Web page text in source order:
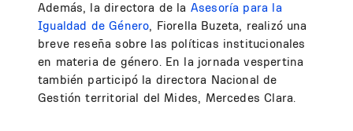
Además, la directora de la Asesoría para la
Igualdad de Género, Fiorella Buzeta, realizó una
breve reseña sobre las políticas institucionales
en materia de género. En la jornada vespertina
también participó la directora Nacional de
Gestión territorial del Mides, Mercedes Clara.